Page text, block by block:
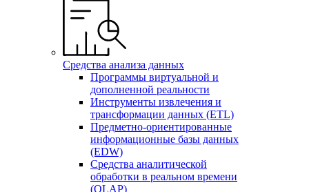
Средства анализа данных
Программы виртуальной и
дополненной реальности
Инструменты извлечения и
трансформации данных (ETL)
Предметно-ориентированные
информационные базы данных
(EDW)
Средства аналитической
обработки в реальном времени
(OLAP)